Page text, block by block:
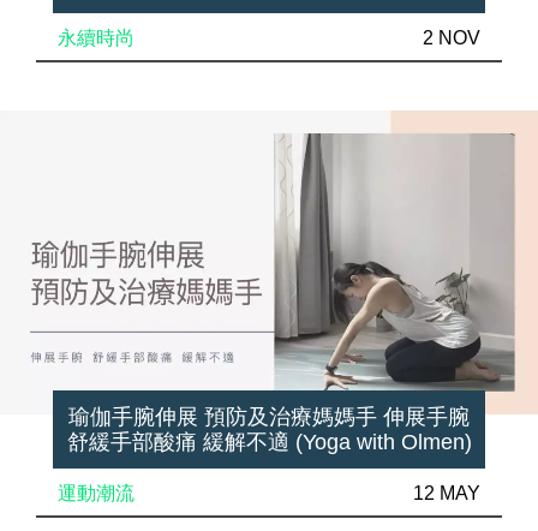
永續時尚 2 NOV
瑜伽手腕伸展 預防及治療媽媽手 伸展手腕
舒緩手部酸痛 緩解不適 (Yoga with Olmen)
運動潮流 12 MAY